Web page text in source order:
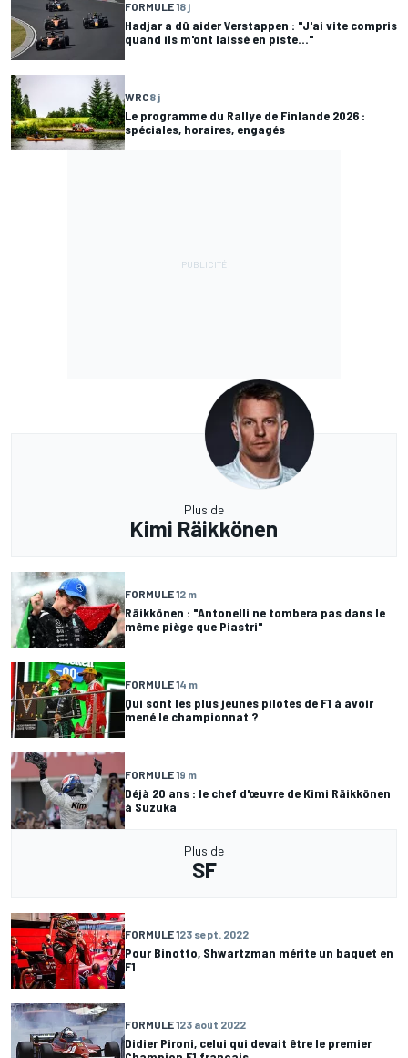
FORMULE 18 j
Hadjar a dû aider Verstappen : "J'ai vite compris
quand ils m'ont laissé en piste..."
WRC8 j
Le programme du Rallye de Finlande 2026 :
spéciales, horaires, engagés
Plus de
Kimi Räikkönen
FORMULE 12 m
Räikkönen : "Antonelli ne tombera pas dans le
même piège que Piastri"
FORMULE 14 m
Qui sont les plus jeunes pilotes de F1 à avoir
mené le championnat ?
FORMULE 19 m
Déjà 20 ans : le chef d'œuvre de Kimi Räikkönen
à Suzuka
Plus de
SF
FORMULE 123 sept. 2022
Pour Binotto, Shwartzman mérite un baquet en
F1
FORMULE 123 août 2022
Didier Pironi, celui qui devait être le premier